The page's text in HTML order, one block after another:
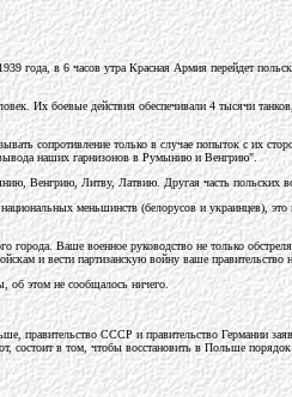
года, в 6 часов утра Красная Армия перейдет
Их боевые действия обеспечивали 4 тысячи
сопротивление только в случае попыток с их
наших гарнизонов в Румынию и Венгрию".
Венгрию, Литву, Латвию. Другая часть польских
меньшинств (белорусов и украинцев),
Ваше военное руководство не только
и вести партизанскую войну ваше
об этом не сообщалось ничего.
правительство СССР и правительство Германии
состоит в том, чтобы восстановить в Польше